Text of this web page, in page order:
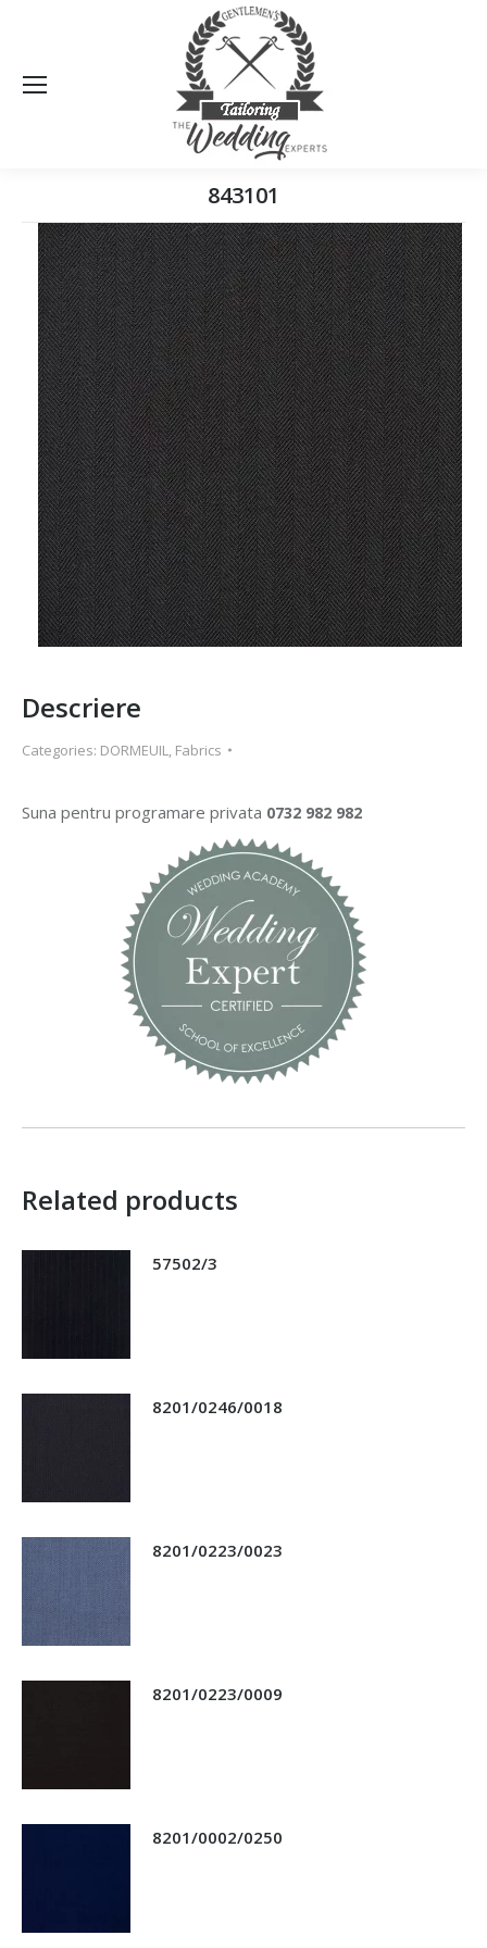
843101
Descriere
Categories: DORMEUIL, Fabrics
Suna pentru programare privata 0732 982 982
Related products
57502/3
8201/0246/0018
8201/0223/0023
8201/0223/0009
8201/0002/0250